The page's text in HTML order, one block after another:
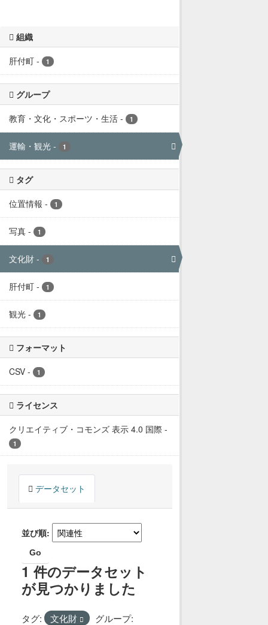
組織
肝付町 - 1
グループ
教育・文化・スポーツ・生活 - 1
運輸・観光 - 1
タグ
位置情報 - 1
写真 - 1
文化財 - 1
肝付町 - 1
観光 - 1
フォーマット
CSV - 1
ライセンス
クリエイティブ・コモンズ 表示 4.0 国際 -
1
データセット
並び順
Go
1 件のデータセット
が見つかりました
タグ: 文化財
グループ: